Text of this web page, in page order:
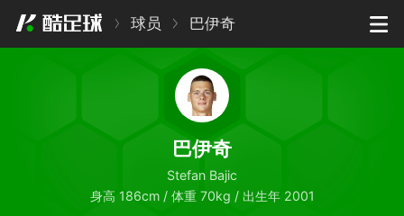
球员 巴伊奇
巴伊奇
Stefan Bajic
身高 186cm / 体重 70kg / 出生年 2001